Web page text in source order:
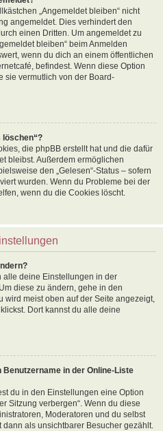
„Angemeldet bleiben“ nicht
angemeldet. Dies verhindert den
einen Dritten. Um angemeldet zu
bleiben“ beim Anmelden
wenn du dich an einem öffentlichen
befindest. Wenn diese Option
sie vermutlich von der Board-
löschen“?
die phpBB erstellt hat und die dafür
bleibst. Außerdem ermöglichen
den „Gelesen“-Status – sofern
wurden. Wenn du Probleme bei der
wenn du die Cookies löscht.
alle deine Einstellungen in der
diese zu ändern, gehe in den
wird meist oben auf der Seite angezeigt,
Dort kannst du alle deine
in der Online-Liste
du in den Einstellungen eine Option
Sitzung verbergen“. Wenn du diese
Moderatoren und du selbst
als unsichtbarer Besucher gezählt.